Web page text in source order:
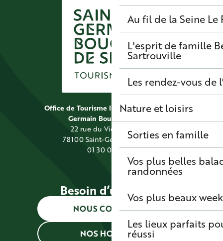
Au fil de la Seine Le
L'esprit de famille
Sartrouville
Les rendez-vous de
Nature et loisirs
Sorties en famille
Vos plus belles
randonnées
Vos plus beaux
Les lieux parfaits
réussi
Office de Tourisme Intercommunal Saint
Germain Boucles de Seine
22 rue du Vieil Abreuvoir
78100 Saint-Germain-en-Laye
01 30 09 39 89
Besoin d’une info ?
NOUS CONTACTER
NOS HORAIRES